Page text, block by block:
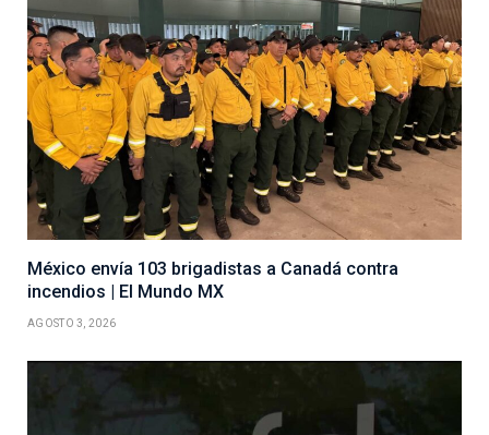
México envía 103 brigadistas a Canadá contra
incendios | El Mundo MX
AGOSTO 3, 2026